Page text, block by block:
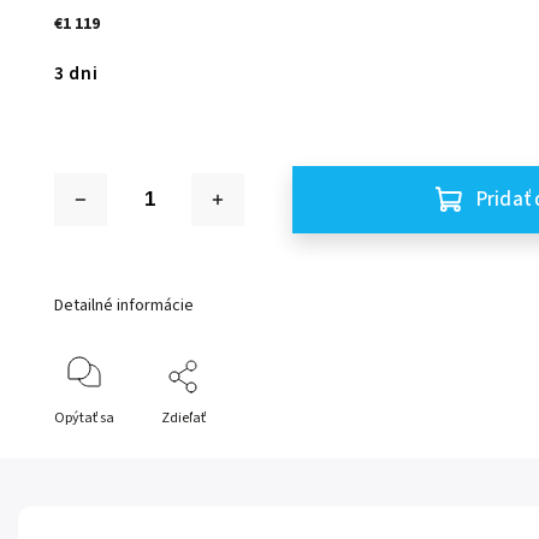
€1 119
3 dni
Pridať
Detailné informácie
Opýtať sa Zdieľať